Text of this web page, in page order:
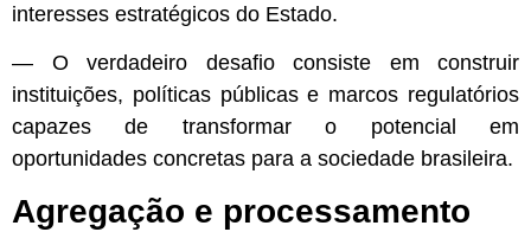
interesses estratégicos do Estado.
— O verdadeiro desafio consiste em construir
instituições, políticas públicas e marcos regulatórios
capazes de transformar o potencial em
oportunidades concretas para a sociedade brasileira.
Agregação e processamento